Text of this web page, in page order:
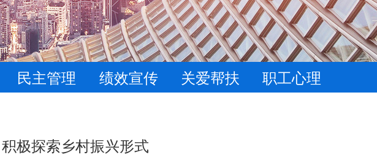
民主管理 绩效宣传 关爱帮扶 职工心理
极探索乡村振兴形式